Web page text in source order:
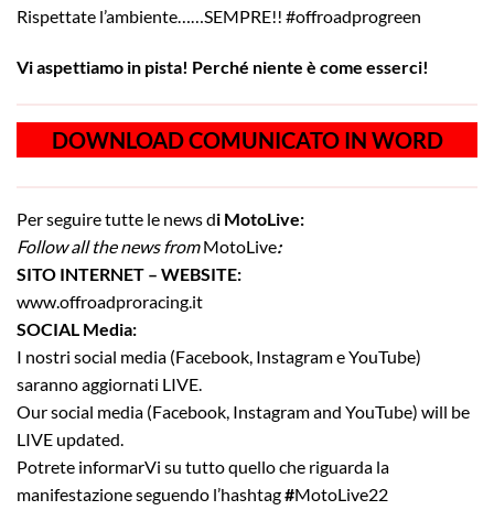
Rispettate l’ambiente……SEMPRE!! #offroadprogreen
Vi aspettiamo in pista! Perché niente è come esserci!
DOWNLOAD COMUNICATO IN WORD
Per seguire tutte le news di MotoLive:
Follow all the news fromMotoLive:
SITO INTERNET – WEBSITE:
www.offroadproracing.it
SOCIAL Media:
I nostri social media (Facebook, Instagram e YouTube)
saranno aggiornati LIVE.
Our social media (Facebook, Instagram and YouTube) will be
LIVE updated.
Potrete informarVi su tutto quello che riguarda la
manifestazione seguendo l’hashtag#MotoLive22